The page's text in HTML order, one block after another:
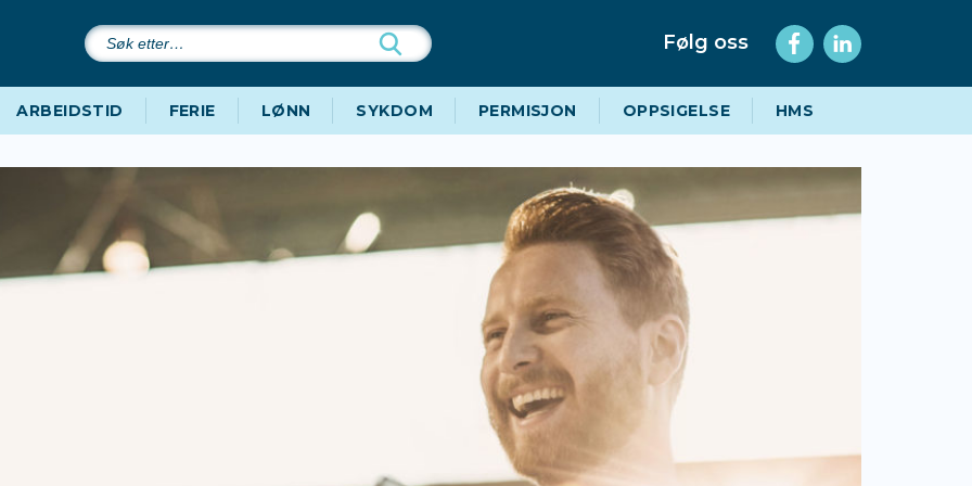
Søk
etter…
Følg oss
ARBEIDSTID FERIE LØNN SYKDOM PERMISJON OPPSIGELSE HMS